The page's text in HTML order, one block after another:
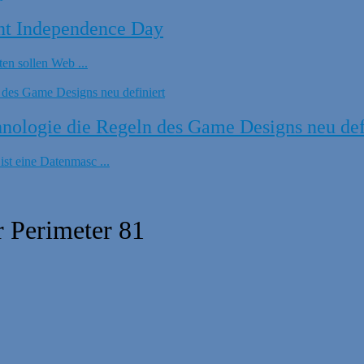
Independence Day
sollen Web ...
die Regeln des Game Designs neu
eine Datenmasc ...
81